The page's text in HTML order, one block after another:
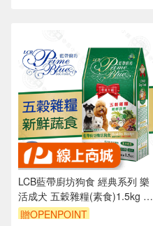
LCB藍帶廚坊狗食 經典系列 樂
活成犬 五穀雜糧(素食)1.5kg 犬
糧 飼料 全犬適用
贈OPENPOINT